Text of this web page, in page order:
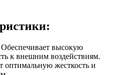
Обеспечивает высокую
к внешним воздействиям.
оптимальную жесткость и